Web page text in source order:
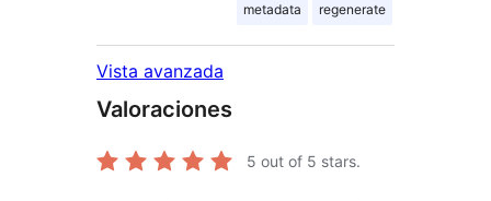
metadata regenerate
Vista avanzada
Valoraciones
5 out of 5 stars.